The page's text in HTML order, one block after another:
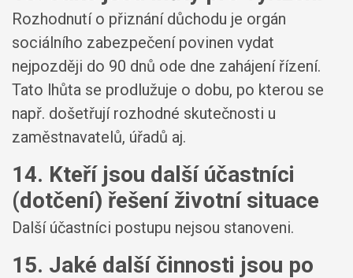
Rozhodnutí o přiznání důchodu je orgán
sociálního zabezpečení povinen vydat
nejpozději do 90 dnů ode dne zahájení řízení.
Tato lhůta se prodlužuje o dobu, po kterou se
např. došetřují rozhodné skutečnosti u
zaměstnavatelů, úřadů aj.
14. Kteří jsou další účastníci
(dotčení) řešení životní situace
Další účastníci postupu nejsou stanoveni.
15. Jaké další činnosti jsou po